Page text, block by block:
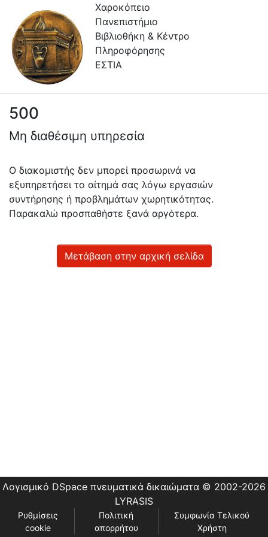
Χαροκόπειο
Πανεπιστήμιο
Βιβλιοθήκη & Κέντρο
Πληροφόρησης
ΕΣΤΙΑ
Πληροφορίες
Επικοινωνία
Υπηρεσίες
Αυτοαπόθεσης
Ανοιχτά
Δεδομένα
500
Μη διαθέσιμη υπηρεσία
Ο διακομιστής δεν μπορεί προσωρινά να
εξυπηρετήσει το αίτημά σας λόγω εργασιών
συντήρησης ή προβλημάτων χωρητικότητας.
Παρακαλώ προσπαθήστε ξανά αργότερα.
Μετάβαση στην αρχική σελίδα
Λογισμικό DSpace πνευματικά δικαιώματα © 2002-2026
LYRASIS
Ρυθμίσεις
cookie
Πολιτική
απορρήτου
Συμφωνία Τελικού
Χρήστη